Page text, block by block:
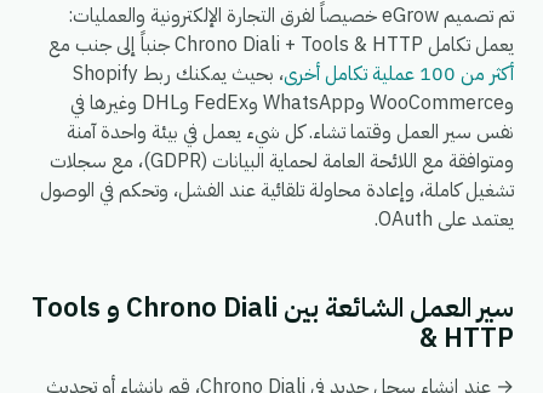
تم تصميم eGrow خصيصاً لفرق التجارة الإلكترونية والعمليات:
يعمل تكامل Chrono Diali + Tools & HTTP جنباً إلى جنب مع
أكثر من 100 عملية تكامل أخرى
، بحيث يمكنك ربط Shopify
وWooCommerce وWhatsApp وFedEx وDHL وغيرها في
نفس سير العمل وقتما تشاء. كل شيء يعمل في بيئة واحدة آمنة
ومتوافقة مع اللائحة العامة لحماية البيانات (GDPR)، مع سجلات
تشغيل كاملة، وإعادة محاولة تلقائية عند الفشل، وتحكم في الوصول
يعتمد على OAuth.
سير العمل الشائعة بين Chrono Diali و Tools
& HTTP
→ عند إنشاء سجل جديد في Chrono Diali، قم بإنشاء أو تحديث